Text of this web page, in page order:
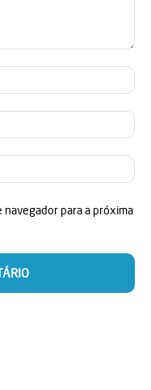
E-
navegador para a próxima